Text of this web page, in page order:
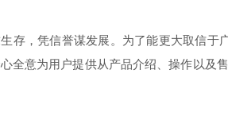
存，凭信誉谋发展。为了能更大取信
全意为用户提供从产品介绍、操作以及